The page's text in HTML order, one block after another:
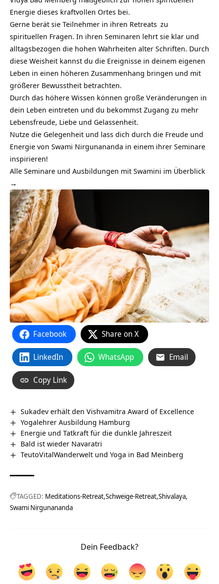
Energie dieses kraftvollen Ortes bei.
Gerne berät sie Teilnehmer in ihren Retreats zu
spirituellen Fragen. In ihren Seminaren lehrt sie klar und
alltagsbezogen die hohen Wahrheiten alter Schriften. Durch
diese Weisheit kannst du die Ereignisse in deinem eigenen
Leben in einen höheren Zusammenhang bringen und mit
größerer Bewusstheit betrachten.
Durch das höhere Wissen können große Veränderungen in
dein Leben eintreten und du bekommst Zugang zu mehr
Lebensfreude, Liebe und Gelassenheit.
Nutze die Gelegenheit und lass dich durch die Freude und
Energie von Swami Nirgunananda in einem ihrer Seminare
inspirieren!
Alle Seminare und Ausbildungen mit Swamini im Überblick
→
Facebook Share on X
LinkedIn WhatsApp Email
Copy Link
Sukadev erhält den Vishvamitra Award of Excellence
Yogalehrer Ausbildung Hamburg
Energie und Tatkraft für die dunkle Jahreszeit
Bald ist wieder Navaratri
TeutoVitalWanderwelt und Yoga in Bad Meinberg
TAGGED: Meditations-Retreat Schweige-Retreat Shivalaya
Swami Nirgunananda
Dein Feedback?